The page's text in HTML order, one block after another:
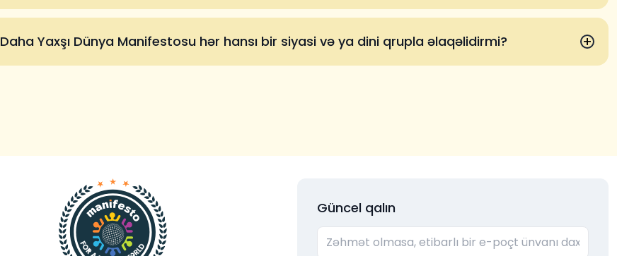
Daha Yaxşı Dünya Manifestosu hər hansı bir siyasi və ya dini qrupla əlaqəlidirmi? +
Güncel qalın